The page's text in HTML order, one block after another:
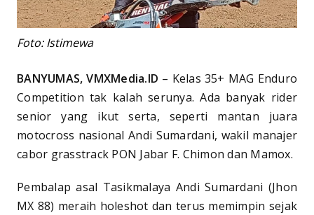
Foto: Istimewa
BANYUMAS, VMXMedia.ID – Kelas 35+ MAG Enduro
Competition tak kalah serunya. Ada banyak rider
senior yang ikut serta, seperti mantan juara
motocross nasional Andi Sumardani, wakil manajer
cabor grasstrack PON Jabar F. Chimon dan Mamox.
Pembalap asal Tasikmalaya Andi Sumardani (Jhon
MX 88) meraih holeshot dan terus memimpin sejak